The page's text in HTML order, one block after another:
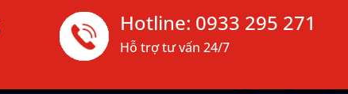
Hotline: 0933 295 271
Hỗ trợ tư vấn 24/7